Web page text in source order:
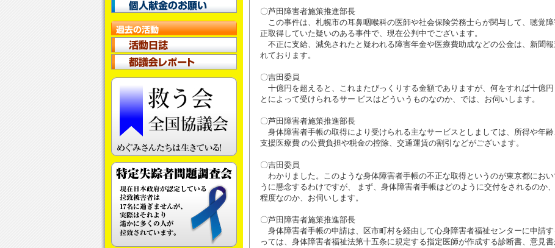
〇芦田障害者施策推進部長
この事件は、札幌市の耳鼻咽喉科の医師や社会保険労務士らが関与して、聴覚
正取得していた疑いのある事件で、現在公判中でございます。
不正に支給、減免されたと疑われる障害年金や医療費助成などの公金は、新聞
れております。
〇吉田委員
十億円を超えると、これまたびっくりする金額でありますが、何をすれば十億
とによって受けられるサー ビスはどういうものなのか、では、お伺いします。
〇芦田障害者施策推進部長
身体障害者手帳の取得により受けられる主なサービスとしましては、所得や年
支援医療費 の公費負担や税金の控除、交通運賃の割引などがございます。
〇吉田委員
わかりました。このような身体障害者手帳の不正な取得というのが東京都にお
うに懸念するわけですが、 まず、身体障害者手帳はどのように交付をされるのか
程度なのか、お伺いします。
〇芦田障害者施策推進部長
身体障害者手帳の申請は、区市町村を経由して心身障害者福祉センターに申請
っては、身体障害者福祉法第十五条に規定する指定医師が作成する診断書、意見書